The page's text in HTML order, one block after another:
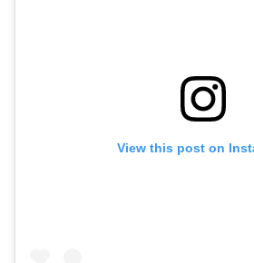
View this post on